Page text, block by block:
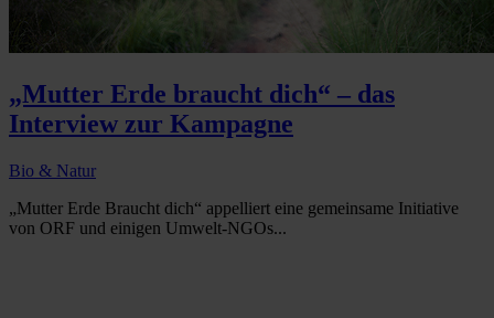
„Mutter Erde braucht dich“ – das
Interview zur Kampagne
Bio & Natur
„Mutter Erde Braucht dich“ appelliert eine gemeinsame Initiative
von ORF und einigen Umwelt-NGOs...